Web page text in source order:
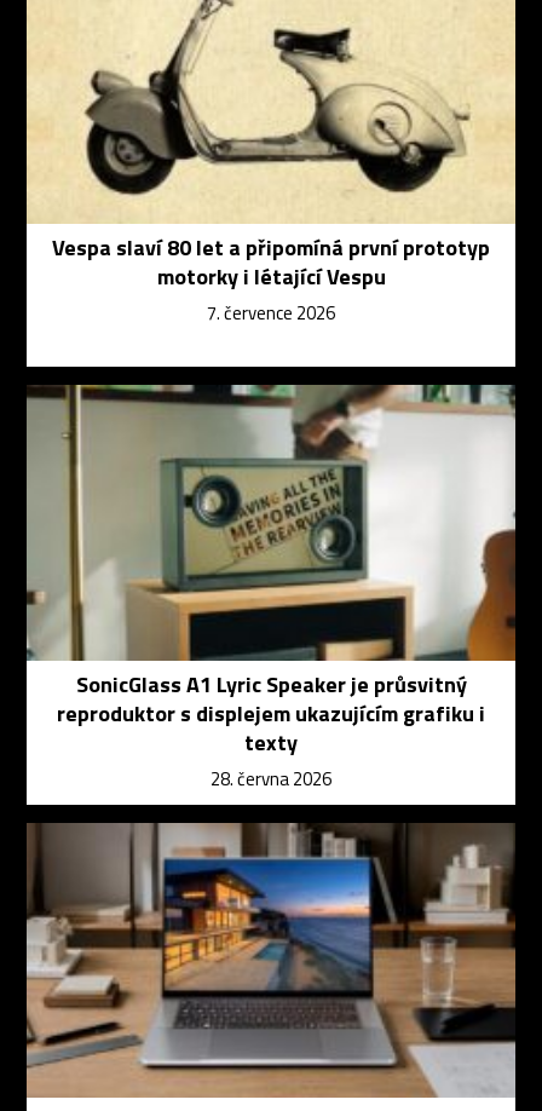
Vespa slaví 80 let a připomíná první prototyp
motorky i létající Vespu
7. července 2026
SonicGlass A1 Lyric Speaker je průsvitný
reproduktor s displejem ukazujícím grafiku i
texty
28. června 2026